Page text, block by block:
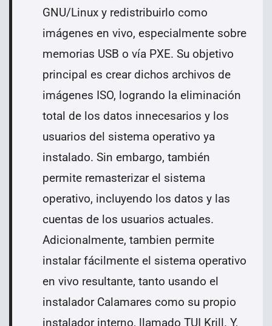
GNU/Linux y redistribuirlo como
imágenes en vivo, especialmente sobre
memorias USB o vía PXE. Su objetivo
principal es crear dichos archivos de
imágenes ISO, logrando la eliminación
total de los datos innecesarios y los
usuarios del sistema operativo ya
instalado. Sin embargo, también
permite remasterizar el sistema
operativo, incluyendo los datos y las
cuentas de los usuarios actuales.
Adicionalmente, tambien permite
instalar fácilmente el sistema operativo
en vivo resultante, tanto usando el
instalador Calamares como su propio
instalador interno, llamado TUI Krill. Y,